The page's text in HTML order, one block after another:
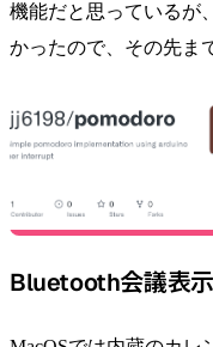
機能だと思っているが
かったので、その先ま
Bluetooth会議表